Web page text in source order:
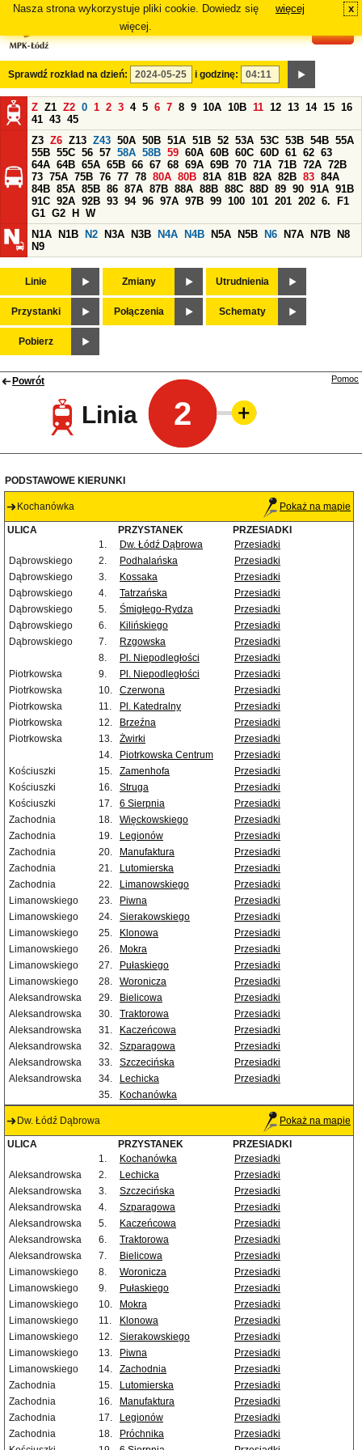
Nasza strona wykorzystuje pliki cookie. Dowiedz się
więcej.
więcej x
Sprawdź rozkład na dzień: i godzinę:
Z Z1 Z2 0 1 2 3 4 5 6 7 8 9 10A 10B 11 12 13 14 15 16
41 43 45
Z3 Z6 Z13 Z43 50A 50B 51A 51B 52 53A 53C 53B 54B 55A
55B 55C 56 57 58A 58B 59 60A 60B 60C 60D 61 62 63
64A 64B 65A 65B 66 67 68 69A 69B 70 71A 71B 72A 72B
73 75A 75B 76 77 78 80A 80B 81A 81B 82A 82B 83 84A
84B 85A 85B 86 87A 87B 88A 88B 88C 88D 89 90 91A 91B
91C 92A 92B 93 94 96 97A 97B 99 100 101 201 202 6.
F1
G1 G2 H
W
N1A
N1B N2 N3A N3B N4A N4B N5A N5B N6 N7A N7B
N8
N9
Linie Zmiany Utrudnienia
Przystanki Połączenia Schematy
Pobierz
Powrót
Linia 2
Pomoc
PODSTAWOWE KIERUNKI
Kochanówka Pokaż na mapie
ULICA PRZYSTANEK
PRZESIADKI
1.
Dw. Łódź Dąbrowa
Przesiadki
Dąbrowskiego
2. Podhalańska
Przesiadki
Dąbrowskiego
3. Kossaka
Przesiadki
Dąbrowskiego
4. Tatrzańska
Przesiadki
Dąbrowskiego
5. Śmigłego-Rydza
Przesiadki
Dąbrowskiego
6. Kilińskiego
Przesiadki
Dąbrowskiego
7. Rzgowska
Przesiadki
8.
Pl. Niepodległości
Przesiadki
Piotrkowska
9. Pl. Niepodległości
Przesiadki
Piotrkowska
10. Czerwona
Przesiadki
Piotrkowska
11. Pl. Katedralny
Przesiadki
Piotrkowska
12. Brzeźna
Przesiadki
Piotrkowska
13. Żwirki
Przesiadki
14.
Piotrkowska Centrum
Przesiadki
Kościuszki
15. Zamenhofa
Przesiadki
Kościuszki
16. Struga
Przesiadki
Kościuszki
17. 6 Sierpnia
Przesiadki
Zachodnia
18. Więckowskiego
Przesiadki
Zachodnia
19. Legionów
Przesiadki
Zachodnia
20. Manufaktura
Przesiadki
Zachodnia
21. Lutomierska
Przesiadki
Zachodnia
22. Limanowskiego
Przesiadki
Limanowskiego
23. Piwna
Przesiadki
Limanowskiego
24. Sierakowskiego
Przesiadki
Limanowskiego
25. Klonowa
Przesiadki
Limanowskiego
26. Mokra
Przesiadki
Limanowskiego
27. Pułaskiego
Przesiadki
Limanowskiego
28. Woronicza
Przesiadki
Aleksandrowska
29. Bielicowa
Przesiadki
Aleksandrowska
30. Traktorowa
Przesiadki
Aleksandrowska
31. Kaczeńcowa
Przesiadki
Aleksandrowska
32. Szparagowa
Przesiadki
Aleksandrowska
33. Szczecińska
Przesiadki
Aleksandrowska
34. Lechicka
Przesiadki
35.
Kochanówka
Dw. Łódź Dąbrowa Pokaż na mapie
ULICA PRZYSTANEK
PRZESIADKI
1.
Kochanówka
Przesiadki
Aleksandrowska
2. Lechicka
Przesiadki
Aleksandrowska
3. Szczecińska
Przesiadki
Aleksandrowska
4. Szparagowa
Przesiadki
Aleksandrowska
5. Kaczeńcowa
Przesiadki
Aleksandrowska
6. Traktorowa
Przesiadki
Aleksandrowska
7. Bielicowa
Przesiadki
Limanowskiego
8. Woronicza
Przesiadki
Limanowskiego
9. Pułaskiego
Przesiadki
Limanowskiego
10. Mokra
Przesiadki
Limanowskiego
11. Klonowa
Przesiadki
Limanowskiego
12. Sierakowskiego
Przesiadki
Limanowskiego
13. Piwna
Przesiadki
Limanowskiego
14. Zachodnia
Przesiadki
Zachodnia
15. Lutomierska
Przesiadki
Zachodnia
16. Manufaktura
Przesiadki
Zachodnia
17. Legionów
Przesiadki
Zachodnia
18. Próchnika
Przesiadki